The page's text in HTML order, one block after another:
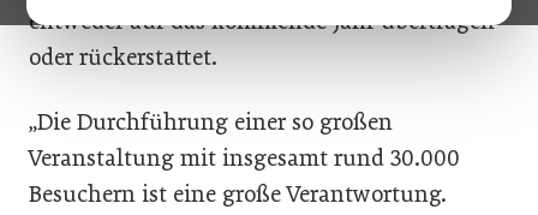
entweder auf das kommende Jahr übertragen
oder rückerstattet.
„Die Durchführung einer so großen
Veranstaltung mit insgesamt rund 30.000
Besuchern ist eine große Verantwortung.